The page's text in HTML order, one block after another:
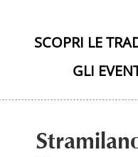
SCOPRI LE
GLI